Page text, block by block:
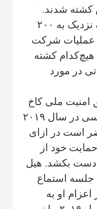
کشته شدند.
ایالات متحده گفته است که نزدیک به ۲۰۰
عملیات شرکت
هیچ‌کدام کشته
در مورد
امنیت ملی کاخ
سفید، می‌گوید مقامات روسی در سال ۲۰۱۹
است در ازای
خود از
دست بکشد. هیل
جلسه استماع
۲۰۱۹ پس از اعزام او به